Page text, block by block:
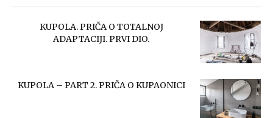
KUPOLA. PRIČA O TOTALNOJ
ADAPTACIJI. PRVI DIO.
KUPOLA – PART 2. PRIČA O KUPAONICI